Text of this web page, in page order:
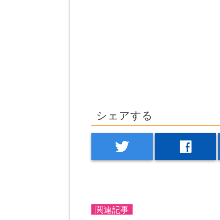
シェアする
twitter facebook
関連記事